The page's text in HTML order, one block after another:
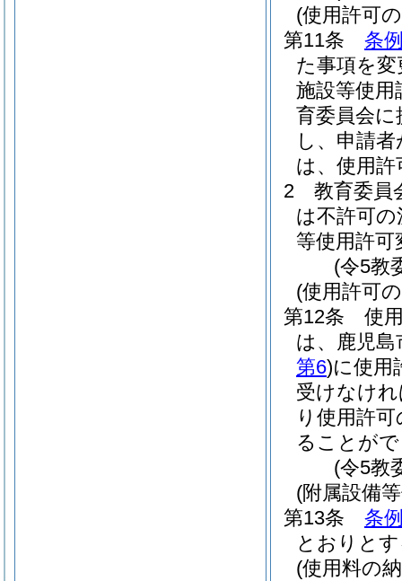
(使用許可
第11条
条
た事項を
施設等使用
育委員会
し、申請
は、使用
2
教育委員
は不許可
等使用許可
(令5教
(使用許可
第12条
使
は、鹿児
第6)に使用
受けなけ
り使用許
ることが
(令5教
(附属設備
第13条
条
とおりと
(使用料の